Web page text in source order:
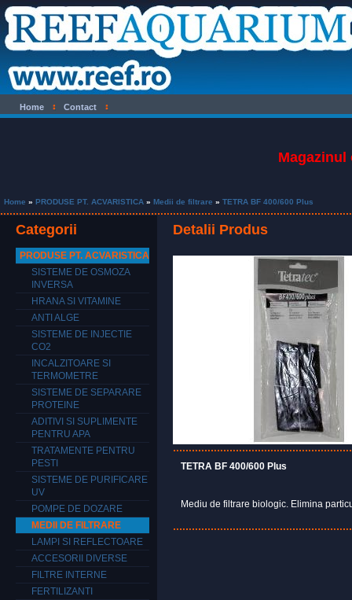
Home Contact
Magazinul
Home » PRODUSE PT. ACVARISTICA » Medii de filtrare » TETRA BF 400/600 Plus
Categorii
PRODUSE PT. ACVARISTICA
SISTEME DE OSMOZA
INVERSA
HRANA SI VITAMINE
ANTI ALGE
SISTEME DE INJECTIE
CO2
INCALZITOARE SI
TERMOMETRE
SISTEME DE SEPARARE
PROTEINE
ADITIVI SI SUPLIMENTE
PENTRU APA
TRATAMENTE PENTRU
PESTI
SISTEME DE PURIFICARE
UV
POMPE DE DOZARE
MEDII DE FILTRARE
LAMPI SI REFLECTOARE
ACCESORII DIVERSE
FILTRE INTERNE
FERTILIZANTI
Detalii Produs
TETRA BF 400/600 Plus
Mediu de filtrare biologic. Elimina